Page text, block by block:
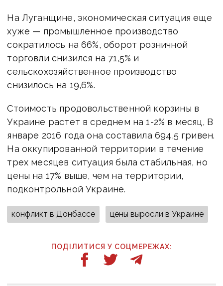
На Луганщине, экономическая ситуация еще
хуже — промышленное производство
сократилось на 66%, оборот розничной
торговли снизился на 71,5% и
сельскохозяйственное производство
снизилось на 19,6%.
Стоимость продовольственной корзины в
Украине растет в среднем на 1-2% в месяц, В
январе 2016 года она составила 694,5 гривен.
На оккупированной территории в течение
трех месяцев ситуация была стабильная, но
цены на 17% выше, чем на территории,
подконтрольной Украине.
конфликт в Донбассе цены выросли в Украине
ПОДІЛИТИСЯ У СОЦМЕРЕЖАХ: